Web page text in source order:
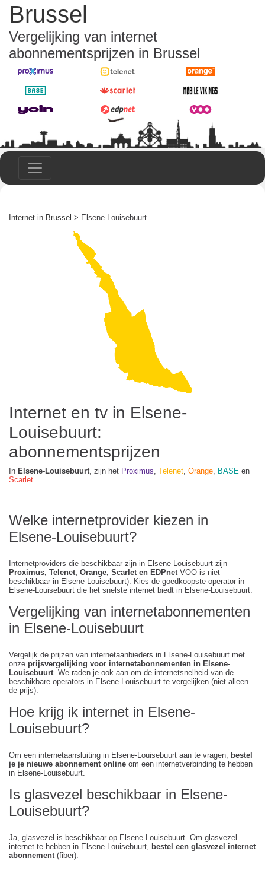
Brussel
Vergelijking van internet
abonnementsprijzen in Brussel
Internet in Brussel > Elsene-Louisebuurt
Internet en tv in Elsene-
Louisebuurt:
abonnementsprijzen
In Elsene-Louisebuurt, zijn het Proximus, Telenet, Orange, BASE en
Scarlet.
Welke internetprovider kiezen in
Elsene-Louisebuurt?
Internetproviders die beschikbaar zijn in Elsene-Louisebuurt zijn
Proximus, Telenet, Orange, Scarlet en EDPnetVOO is niet
beschikbaar in Elsene-Louisebuurt). Kies de goedkoopste operator in
Elsene-Louisebuurt die het snelste internet biedt in Elsene-Louisebuurt.
Vergelijking van internetabonnementen
in Elsene-Louisebuurt
Vergelijk de prijzen van internetaanbieders in Elsene-Louisebuurt met
onze prijsvergelijking voor internetabonnementen in Elsene-
Louisebuurt. We raden je ook aan om de internetsnelheid van de
beschikbare operators in Elsene-Louisebuurt te vergelijken (niet alleen
de prijs).
Hoe krijg ik internet in Elsene-
Louisebuurt?
Om een internetaansluiting in Elsene-Louisebuurt aan te vragen, bestel
je je nieuwe abonnement online om een internetverbinding te hebben
in Elsene-Louisebuurt.
Is glasvezel beschikbaar in Elsene-
Louisebuurt?
Ja, glasvezel is beschikbaar op Elsene-Louisebuurt. Om glasvezel
internet te hebben in Elsene-Louisebuurt, bestel een glasvezel internet
abonnement(fiber).